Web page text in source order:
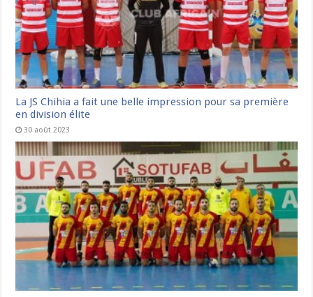
La JS Chihia a fait une belle impression pour sa première
en division élite
30 août 2023